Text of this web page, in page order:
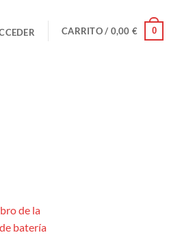
CARRITO / 0,00 € 0
de la
batería